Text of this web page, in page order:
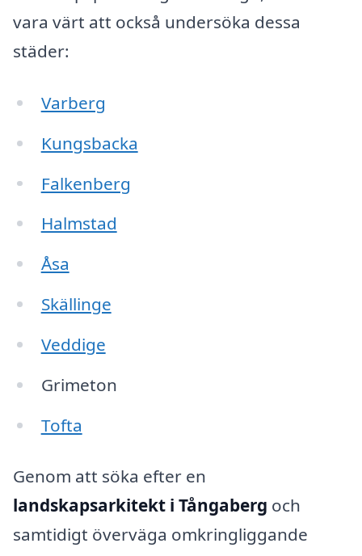
vara värt att också undersöka dessa
städer:
Varberg
Kungsbacka
Falkenberg
Halmstad
Åsa
Skällinge
Veddige
Grimeton
Tofta
Genom att söka efter en
landskapsarkitekt i Tångaberg och
samtidigt överväga omkringliggande